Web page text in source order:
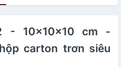
- 10x10x10 cm -
carton trơn siêu